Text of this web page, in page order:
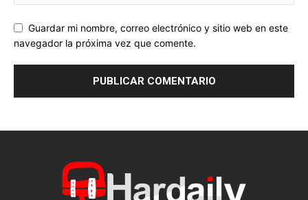
Guardar mi nombre, correo electrónico y sitio web en este
navegador la próxima vez que comente.